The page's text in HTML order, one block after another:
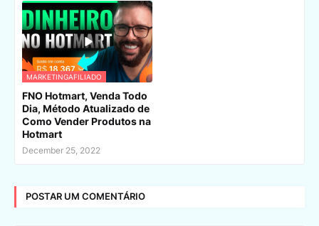
MARKETINGAFILIADO
FNO Hotmart, Venda Todo
Dia, Método Atualizado de
Como Vender Produtos na
Hotmart
December 25, 2022
POSTAR UM COMENTÁRIO